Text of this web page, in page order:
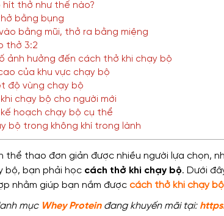
hít thở như thế nào?
bằng bụng
bằng mũi, thở ra bằng miệng
thở 3:2
ảnh hưởng đến cách thở khi chạy bộ
của khu vực chạy bộ
độ vùng chạy bộ
khi chạy bộ cho người mới
kế hoạch chạy bộ cụ thể
bộ trong không khí trong lành
thể thao đơn giản được nhiều người lựa chọn,
bộ, bạn phải học cách thở khi chạy bộ. Dưới
nhằm giúp bạn nắm được cách thở khi chạy bộ
mục Whey Proteinđang khuyến mãi tại: